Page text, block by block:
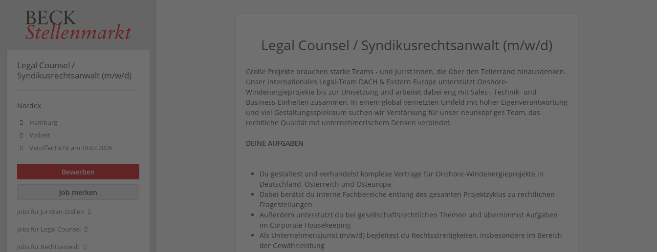
Legal Counsel / Syndikusrechtsanwalt (m/w/d)
Große Projekte brauchen starke Teams - und Jurist:innen, die über den Tellerrand hinausdenken.
Unser internationales Legal-Team DACH & Eastern Europe unterstützt Onshore-
Windenergieprojekte bis zur Umsetzung und arbeitet dabei eng mit Sales-, Technik- und
Business-Einheiten zusammen. In einem global vernetzten Umfeld mit hoher Eigenverantwortung
und viel Gestaltungsspielraum suchen wir Verstärkung für unser neunköpfiges Team, das
rechtliche Qualität mit unternehmerischem Denken verbindet.
DEINE AUFGABEN
Du gestaltest und verhandelst komplexe Verträge für Onshore-Windenergieprojekte in
Deutschland, Österreich und Osteuropa
Dabei berätst du interne Fachbereiche entlang des gesamten Projektzyklus zu rechtlichen
Fragestellungen
Außerdem unterstützt du bei gesellschaftsrechtlichen Themen und übernimmst Aufgaben
im Corporate Housekeeping
Als Unternehmensjurist (m/w/d) begleitest du Rechtsstreitigkeiten, insbesondere im Bereich
der Gewährleistung
Legal Counsel /
Syndikusrechtsanwalt (m/w/d)
Nordex
Hamburg
Vollzeit
Veröffentlicht am 18.07.2026
Bewerben
Job merken
Jobs für Juristen-Stellen
Jobs für Legal Counsel
Jobs für Rechtsanwalt